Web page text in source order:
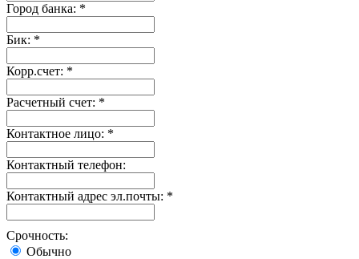
Город банка: *
Бик: *
Корр.счет: *
Расчетный счет: *
Контактное лицо: *
Контактный телефон:
Контактный адрес эл.почты: *
Срочность:
Обычно